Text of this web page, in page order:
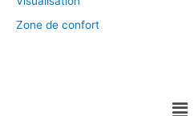
Zone de confort